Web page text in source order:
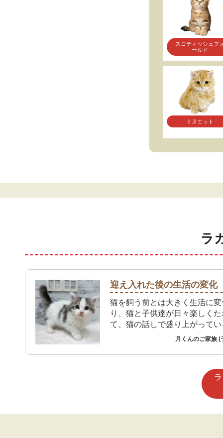
スコティッシュフ
ールド
ミヌエット
ラ
迎え入れた後の生活の変化
猫を飼う前とは大きく生活に
り、猫と子供達が日々楽しく
て、猫の話しで盛り上がって
月くんのご家族 (